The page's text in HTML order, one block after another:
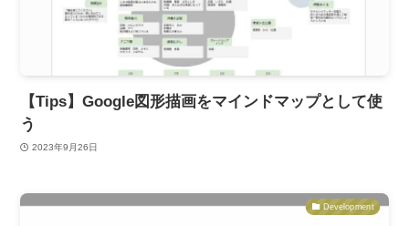
【Tips】Google図形描画をマインドマップとして使
う
2023年9月26日
Development